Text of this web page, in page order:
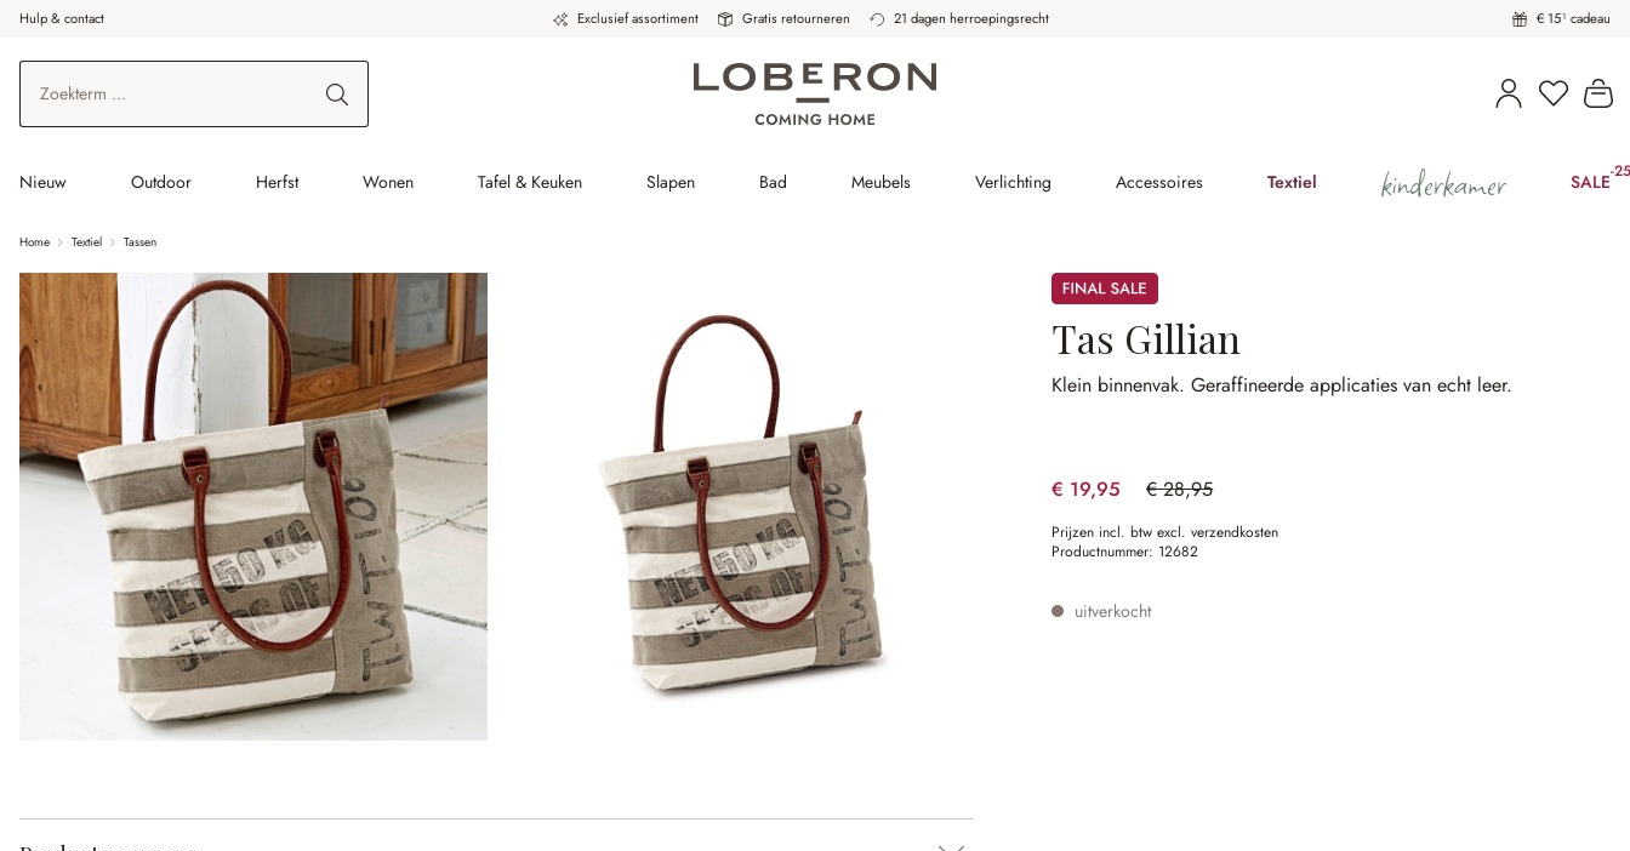
de hoofdinhoud
Ga naar zoeken
Ga naar de hoofdnavigatie
Hulp & contact Exclusief assortiment Gratis retourneren 21 dagen herroepingsrecht € 15¹ cadeau
U heeft
Nieuw Outdoor Herfst Wonen Tafel & Keuken Slapen Bad Meubels Verlichting Accessoires Textiel kinderkamer SALE-
Home Textiel Tassen
Sale
Tas Gillian
Klein binnenvak.Geraffineerde applicaties van echt leer.
€ 19,95 € 28,95
(31.09% gespart)
Prijzen incl. btw excl. verzendkosten
Productnummer: 12682
uitverkocht